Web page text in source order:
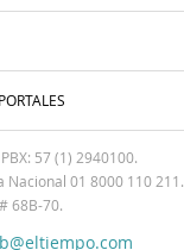
57 (1) 2940100.
Nacional 01 8000 110 211.
68B-70.